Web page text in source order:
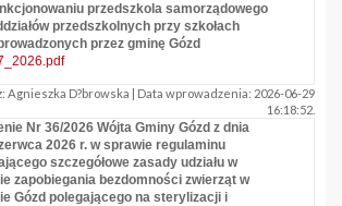
przedszkola samorządowego
przedszkolnych przy szkołach
przez gminę Gózd
Agnieszka D?browska | Data wprowadzenia: 2026-06-29
16:18:52.
Nr 36/2026 Wójta Gminy Gózd z dnia
2026 r. w sprawie regulaminu
szczegółowe zasady udziału w
zapobiegania bezdomności zwierząt w
Gózd polegającego na sterylizacji i